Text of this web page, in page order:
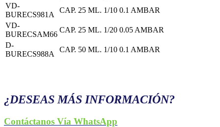
VD-
BURECS981A
CAP. 25 ML. 1/10 0.1 AMBAR
VD-
BURECSAM66
CAP. 25 ML. 1/20 0.05 AMBAR
D-
BURECS988A
CAP. 50 ML. 1/10 0.1 AMBAR
¿DESEAS MÁS INFORMACIÓN?
Contáctanos Vía WhatsApp